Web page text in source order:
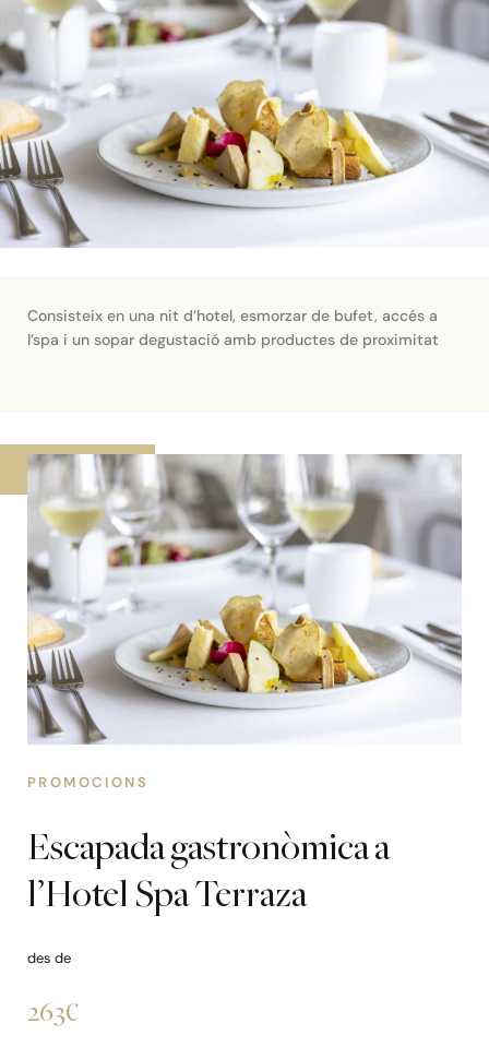
Consisteix en una nit d’hotel, esmorzar de bufet, accés a
l’spa i un sopar degustació amb productes de proximitat
RESERVA ARA
PROMOCIONS
Escapada gastronòmica a
l’Hotel Spa Terraza
des de
263€